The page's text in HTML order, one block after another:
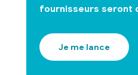
fournisseurs seront
Je me lance